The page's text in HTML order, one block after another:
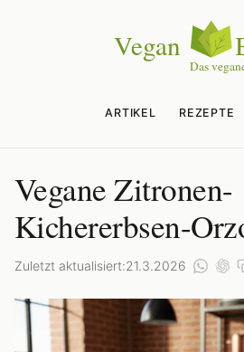
ARTIKEL REZEPTE
Vegane Zitronen-
Kichererbsen-
Zuletzt aktualisiert:21.3.2026